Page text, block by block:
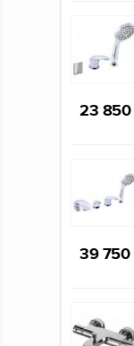
23 850
39 750